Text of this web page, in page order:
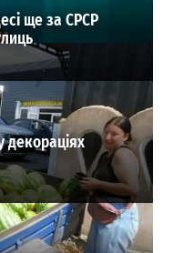
ще за СРСР
декораціях